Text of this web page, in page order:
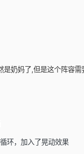
奶妈了,但是这个阵容
环，加入了晃动效果